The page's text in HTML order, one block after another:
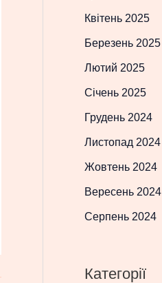
Квітень 2025
Березень 2025
Лютий 2025
Січень 2025
Грудень 2024
Листопад 2024
Жовтень 2024
Вересень 2024
Серпень 2024
Категорії